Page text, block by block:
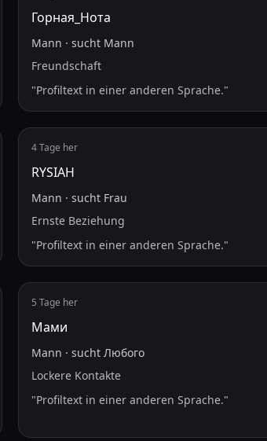
Горная_Нота
Mann · sucht Mann
Freundschaft
"Profiltext in einer anderen Sprache."
4 Tage her
RYSIAH
Mann · sucht Frau
Ernste Beziehung
"Profiltext in einer anderen Sprache."
5 Tage her
Мами
Mann · sucht Любого
Lockere Kontakte
"Profiltext in einer anderen Sprache."